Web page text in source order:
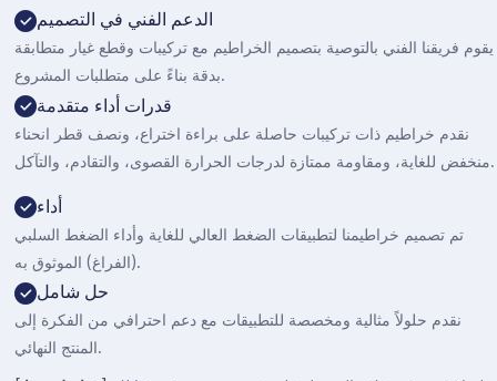
الدعم الفني في التصميم
يقوم فريقنا الفني بالتوصية بتصميم الخراطيم مع تركيبات وقطع غيار متطابقة
بدقة بناءً على متطلبات المشروع.
قدرات أداء متقدمة
نقدم خراطيم ذات تركيبات حاصلة على براءة اختراع، ونصف قطر انحناء
منخفض للغاية، ومقاومة ممتازة لدرجات الحرارة القصوى، والتقادم، والتآكل.
أداء
تم تصميم خراطيمنا لتطبيقات الضغط العالي للغاية وأداء الضغط السلبي
(الفراغ) الموثوق به.
حل شامل
نقدم حلولاً مثالية ومخصصة للتطبيقات مع دعم احترافي من الفكرة إلى
المنتج النهائي.